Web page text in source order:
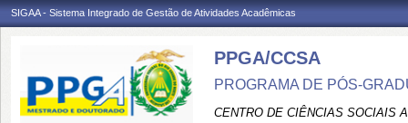
SIGAA - Sistema Integrado de Gestão de Atividades Acadêmicas
PPGA/CCSA
PROGRAMA DE PÓS-
CENTRO DE CIÊNCIAS SOCIAIS